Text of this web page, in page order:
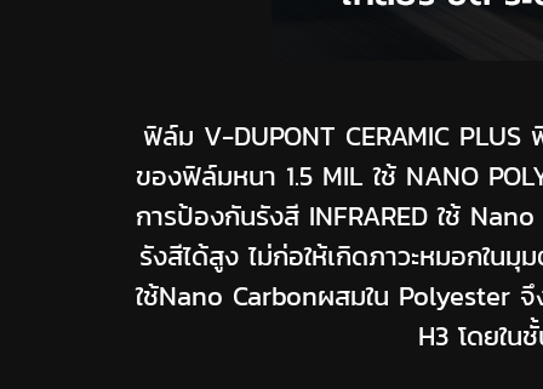
ฟิล์ม V-DUPONT CERAMIC
ของฟิล์มหนา 1.5 MIL ใช้ NANO
การป้องกันรังสี INFRARED ใช้
รังสีได้สูง ไม่ก่อให้เกิดภาวะหมอกใ
ใช้Nano Carbonผสมใน Polyester
H3 โดยใน